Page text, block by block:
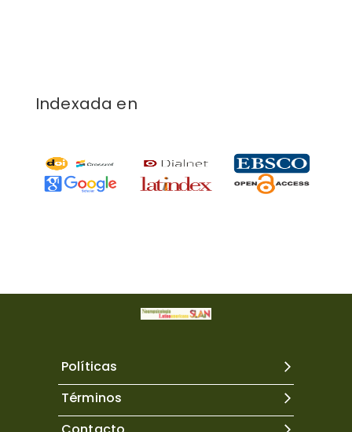
Indexada en
Políticas
Términos